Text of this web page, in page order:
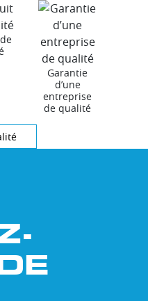
Garantie
d’une
entreprise
de qualité